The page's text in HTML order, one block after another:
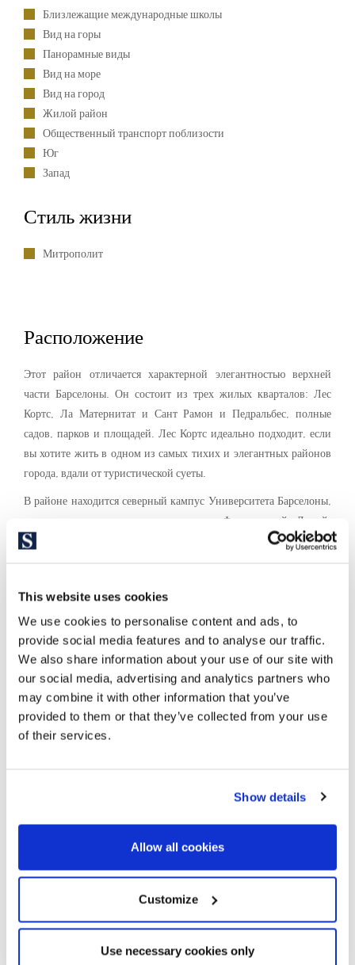
This website uses cookies
We use cookies to personalise content and ads, to
provide social media features and to analyse our traffic.
We also share information about your use of our site with
our social media, advertising and analytics partners who
may combine it with other information that you’ve
provided to them or that they’ve collected from your use
of their services.
Show details
Allow all cookies
Customize
Use necessary cookies only
Близлежащие международные школы
Вид на горы
Панорамные виды
Вид на море
Вид на город
Жилой район
Общественный транспорт поблизости
Юг
Запад
Стиль жизни
Митрополит
Расположение
Этот район отличается характерной элегантностью верхней
части Барселоны. Он состоит из трех жилых кварталов: Лес
Кортс, Ла Матернитат и Сант Рамон и Педральбес, полные
садов, парков и площадей. Лес Кортс идеально подходит, если
вы хотите жить в одном из самых тихих и элегантных районов
города, вдали от туристической суеты.
В районе находится северный кампус Университета Барселоны,
несколько частных школ, таких как Французский Лицей,
знаменитый Камп Ноу, несколько баров, клубов и дискотек. Это
коммерции на улице, включая элитные бренды.